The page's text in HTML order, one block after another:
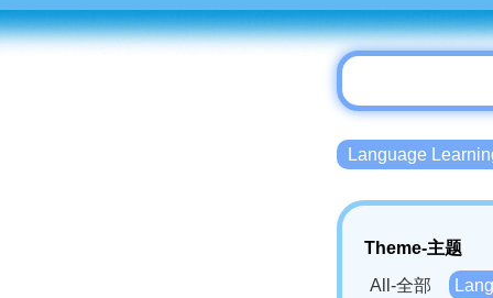
Language
Theme-主题
All-全部